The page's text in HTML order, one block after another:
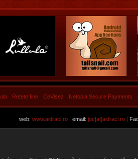
Retete fine CeVisez Netopia Secure Payments
web: www.aidraci.ro | email: joc[at]aidraci.ro |